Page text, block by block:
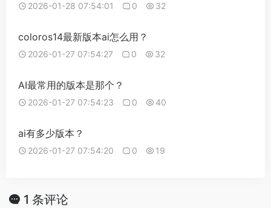
2026-01-28 07:54:01 0 32
coloros14最新版本ai怎么用？
2026-01-27 07:54:27 0 32
AI最常用的版本是那个？
2026-01-27 07:54:23 0 40
ai有多少版本？
2026-01-27 07:54:20 0 19
1 条评论